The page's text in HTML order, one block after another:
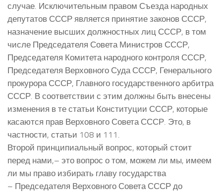
случае. Исключительным правом Съезда народных
депутатов СССР является принятие законов СССР,
назначение высших должностных лиц СССР, в том
числе Председателя Совета Министров СССР,
Председателя Комитета народного контроля СССР,
Председателя Верховного Суда СССР, Генерального
прокурора СССР, Главного государственного арбитра
СССР. В соответствии с этим должны быть внесены
изменения в те статьи Конституции СССР, которые
касаются прав Верховного Совета СССР. Это, в
частности, статьи 108 и 111.
Второй принципиальный вопрос, который стоит
перед нами,– это вопрос о том, можем ли мы, имеем
ли мы право избирать главу государства
– Председателя Верховного Совета СССР до